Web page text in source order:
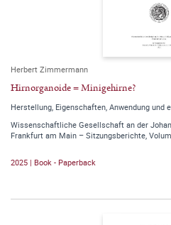
Herbert Zimmermann
Hirnorganoide = Minigehirne?
Herstellung, Eigenschaften, Anwendung und
Wissenschaftliche Gesellschaft an der
Frankfurt am Main – Sitzungsberichte,
2025 | Book - Paperback